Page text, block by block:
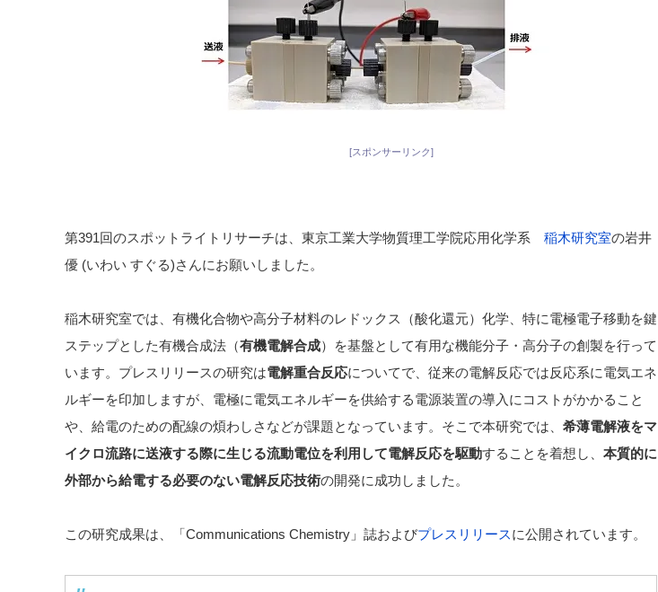
[スポンサーリンク]
第391回のスポットライトリサーチは、東京工業大学物質理工学院応用化学系 稲木研究室の岩井
優 (いわい すぐる)さんにお願いしました。
稲木研究室では、有機化合物や高分子材料のレドックス（酸化還元）化学、特に電極電子移動を鍵
ステップとした有機合成法（有機電解合成）を基盤として有用な機能分子・高分子の創製を行って
います。プレスリリースの研究は電解重合反応についてで、従来の電解反応では反応系に電気エネ
ルギーを印加しますが、電極に電気エネルギーを供給する電源装置の導入にコストがかかること
や、給電のための配線の煩わしさなどが課題となっています。そこで本研究では、 希薄電解液をマ
イクロ流路に送液する際に生じる流動電位を利用して電解反応を駆動することを着想し、 本質的に
外部から給電する必要のない電解反応技術の開発に成功しました。
この研究成果は、「Communications Chemistry」誌およびプレスリリースに公開されています。